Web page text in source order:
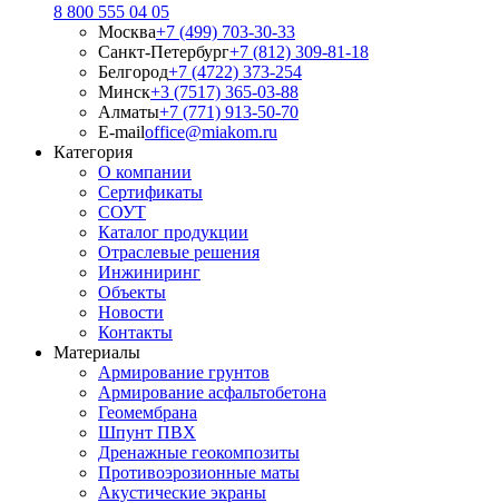
8 800 555 04 05
Москва+7 (499) 703-30-33
Санкт-Петербург+7 (812) 309-81-18
Белгород+7 (4722) 373-254
Минск+3 (7517) 365-03-88
Алматы+7 (771) 913-50-70
E-mailoffice@miakom.ru
Категория
О компании
Сертификаты
СОУТ
Каталог продукции
Отраслевые решения
Инжиниринг
Объекты
Новости
Контакты
Материалы
Армирование грунтов
Армирование асфальтобетона
Геомембрана
Шпунт ПВХ
Дренажные геокомпозиты
Противоэрозионные маты
Акустические экраны